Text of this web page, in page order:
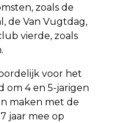
zoals de
de Van Vugtdag,
vierde, zoals
voor het
om 4 en 5-jarigen
maken met de
jaar mee op